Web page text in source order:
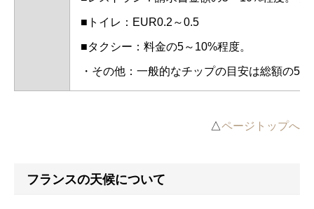
■トイレ：EUR0.2～0.5
■タクシー：料金の5～10%程度。
・その他：一般的なチップの目安は総額の5
△ページトップへ
フランスの天候について